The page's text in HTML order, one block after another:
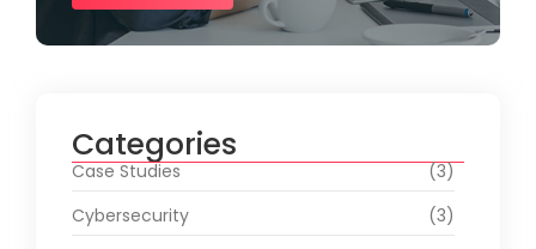
Categories
Case Studies
(3)
Cybersecurity
(3)